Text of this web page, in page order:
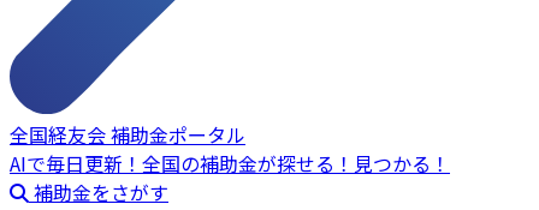
全国経友会 補助金ポータル
AIで毎日更新！全国の補助金が探せる！見つかる！
補助金をさがす